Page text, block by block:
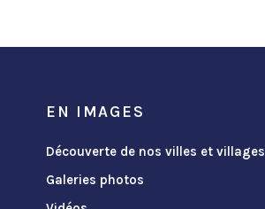
EN IMAGES
Découverte de nos villes et villages
Galeries photos